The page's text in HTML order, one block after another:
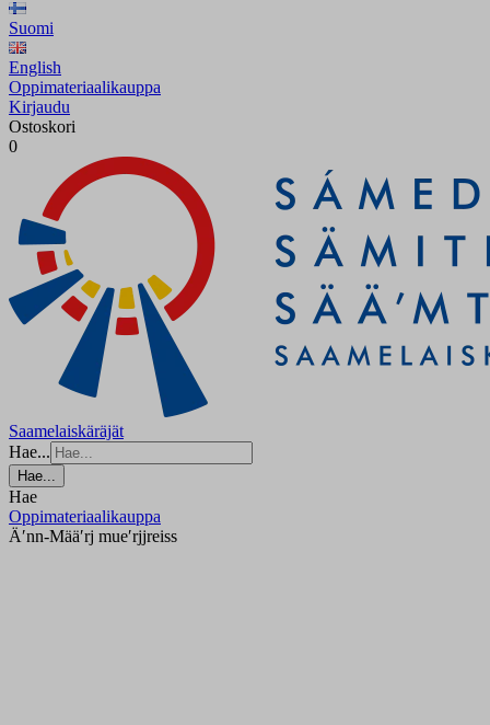
Suomi
English
Oppimateriaalikauppa
Kirjaudu
Ostoskori
0
Saamelaiskäräjät
Hae...
Hae...
Hae
Oppimateriaalikauppa
Äʹnn-Määʹrj mueʹrjjreiss